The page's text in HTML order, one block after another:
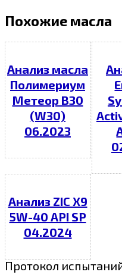
Похожие масла
Анализ масла
Полимериум
Метеор В30
(W30)
06.2023
Анализ ZIC X9
5W-40 API SP
04.2024
Протокол